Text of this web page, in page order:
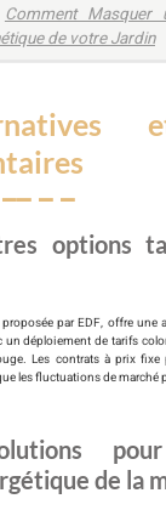
Comment
de votre Jardin
options
par EDF, offre une
déploiement de tarifs
Les contrats à prix fixe
les fluctuations de
de la